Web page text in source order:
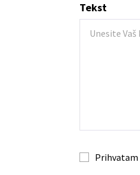
Tekst
Prihvatam